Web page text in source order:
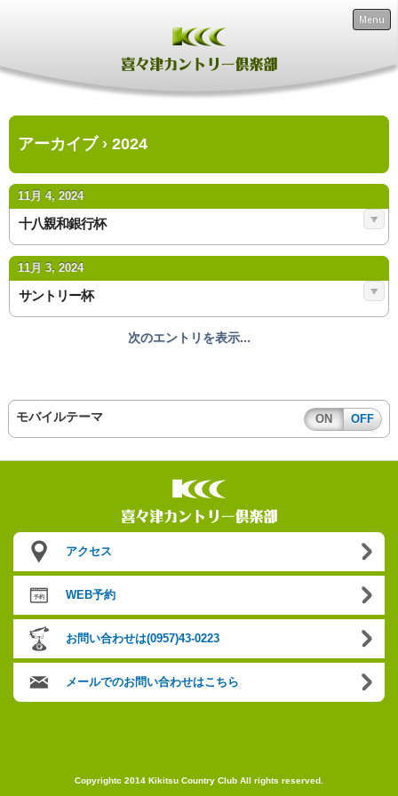
Menu
アーカイブ › 2024
11月 4, 2024
十八親和銀行杯
11月 3, 2024
サントリー杯
次のエントリを表示...
モバイルテーマ ON OFF
アクセス
WEB予約
お問い合わせは(0957)43-0223
メールでのお問い合わせはこちら
Copyrightc 2014 Kikitsu Country Club All rights reserved.